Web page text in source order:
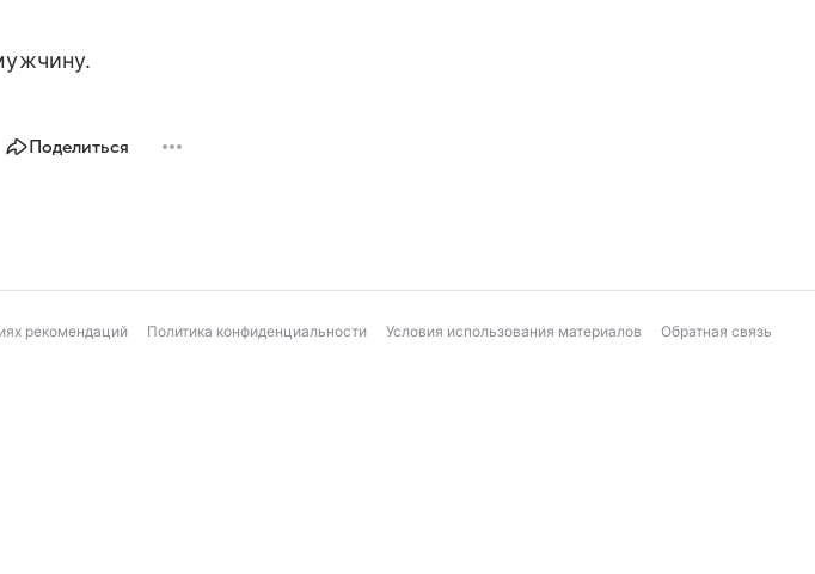
Поделиться
рекомендаций Политика конфиденциальности Условия использования материалов Обратная связь